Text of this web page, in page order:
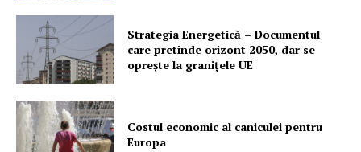
Strategia Energetică – Documentul
care pretinde orizont 2050, dar se
oprește la granițele UE
Costul economic al caniculei pentru
Europa